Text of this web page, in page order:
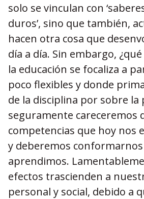
solo se vinculan con
duros’, sino que también,
hacen otra cosa que
día a día. Sin embargo,
la educación se focaliza a
poco flexibles y donde
de la disciplina por sobre la
seguramente careceremos
competencias que hoy nos
y deberemos
aprendimos.
efectos trascienden a
personal y social, debido a